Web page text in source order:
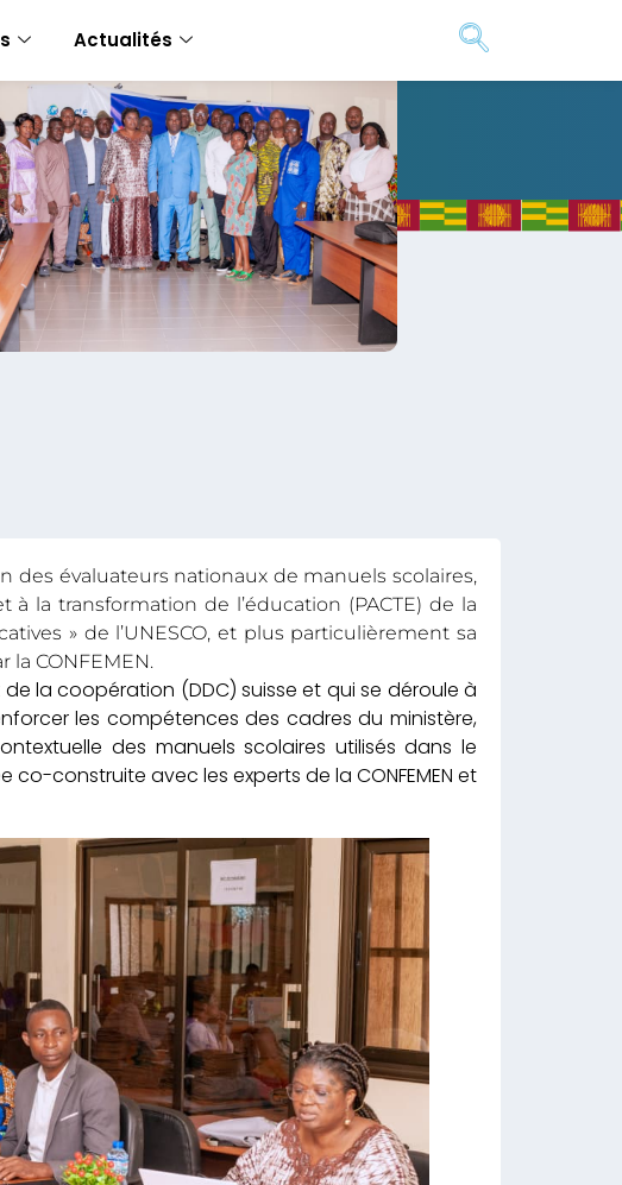
Actualités
des évaluateurs nationaux de manuels scolaires,
la transformation de l’éducation (PACTE) de la
» de l’UNESCO, et plus particulièrement sa
CONFEMEN.
la coopération (DDC) suisse et qui se déroule à
les compétences des cadres du ministère,
des manuels scolaires utilisés dans le
construite avec les experts de la CONFEMEN et